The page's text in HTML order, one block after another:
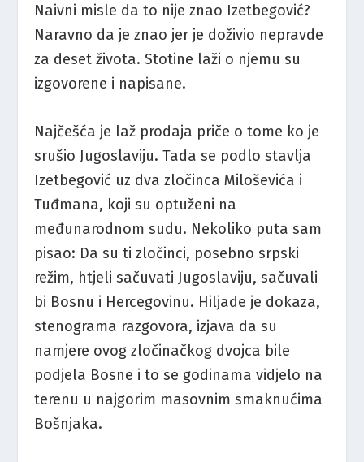
Naivni misle da to nije znao Izetbegović?
Naravno da je znao jer je doživio nepravde
za deset života. Stotine laži o njemu su
izgovorene i napisane.
Najčešća je laž prodaja priče o tome ko je
srušio Jugoslaviju. Tada se podlo stavlja
Izetbegović uz dva zločinca Miloševića i
Tuđmana, koji su optuženi na
međunarodnom sudu. Nekoliko puta sam
pisao: Da su ti zločinci, posebno srpski
režim, htjeli sačuvati Jugoslaviju, sačuvali
bi Bosnu i Hercegovinu. Hiljade je dokaza,
stenograma razgovora, izjava da su
namjere ovog zločinačkog dvojca bile
podjela Bosne i to se godinama vidjelo na
terenu u najgorim masovnim smaknućima
Bošnjaka.